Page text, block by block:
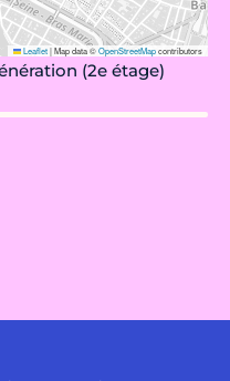
Leaflet|Map data ©OpenStreetMapcontributors
(2e étage)